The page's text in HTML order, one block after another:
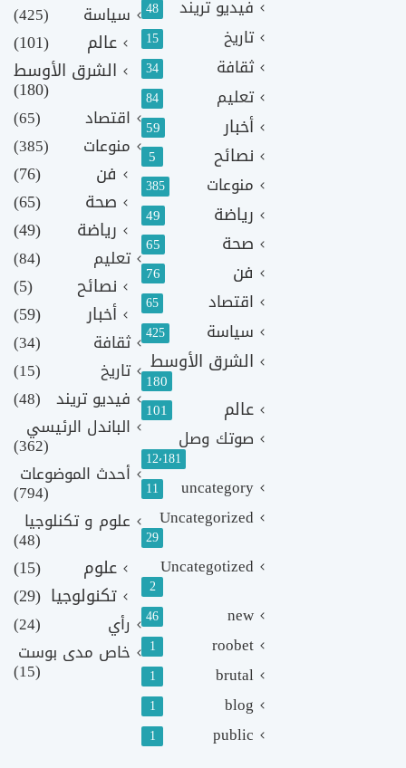
فيديو تريند 48
تاريخ 15
ثقافة 34
تعليم 84
أخبار 59
نصائح 5
منوعات 385
رياضة 49
صحة 65
فن 76
اقتصاد 65
سياسة 425
الشرق الأوسط
180
عالم 101
صوتك وصل
12٬181
uncategory
11
Uncategorized
29
Uncategotized
2
new
46
roobet
1
brutal
1
blog
1
public
1
سياسة
(425)
عالم
(101)
الشرق الأوسط
(180)
اقتصاد
(65)
منوعات
(385)
فن
(76)
صحة
(65)
رياضة
(49)
تعليم (84)
نصائح
(5)
أخبار
(59)
ثقافة
(34)
تاريخ
(15)
فيديو تريند (48)
الباندل الرئيسي
(362)
أحدث الموضوعات
(794)
علوم و تكنلوجيا
(48)
علوم
(15)
تكنولوجيا (29)
رأي
(24)
خاص مدى بوست
(15)